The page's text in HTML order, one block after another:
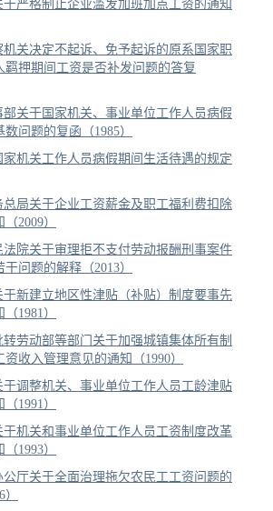
于严格制止企业滥发加班加点工资的通知
机关决定不起诉、免予起诉的原系国家职
羁押期间工资是否补发问题的答复
部关于国家机关、事业单位工作人员病假
问题的复函（1985）
家机关工作人员病假期间生活待遇的规定
总局关于企业工资薪金及职工福利费扣除
2009）
法院关于审理拒不支付劳动报酬刑事案件
问题的解释（2013）
于新建立地区性津贴（补贴）制度要事先
1981）
转劳动部等部门关于加强城镇集体所有制
收入管理意见的通知（1990）
于调整机关、事业单位工作人员工龄津贴
1991）
于机关和事业单位工作人员工资制度改革
1993）
公厅关于全面治理拖欠农民工工资问题的